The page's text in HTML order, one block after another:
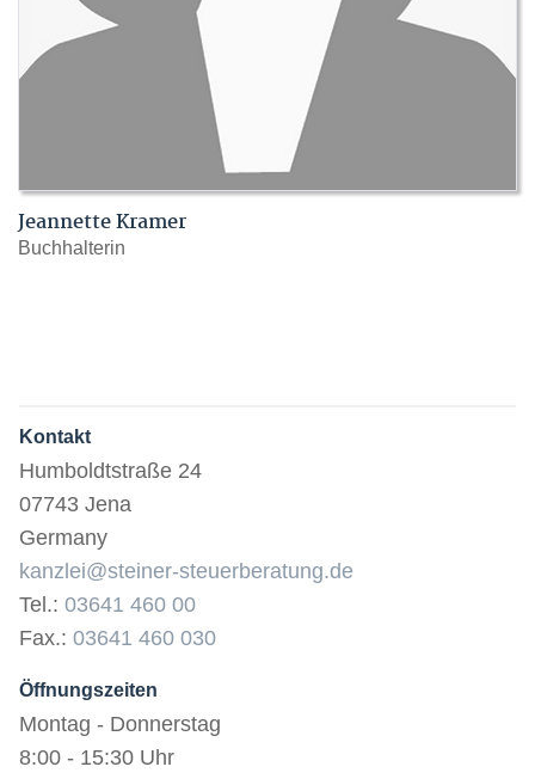
Jeannette Kramer
Buchhalterin
Kontakt
Humboldtstraße 24
07743 Jena
Germany
kanzlei@steiner-steuerberatung.de
Tel.: 03641 460 00
Fax.: 03641 460 030
Öffnungszeiten
Montag - Donnerstag
8:00 - 15:30 Uhr